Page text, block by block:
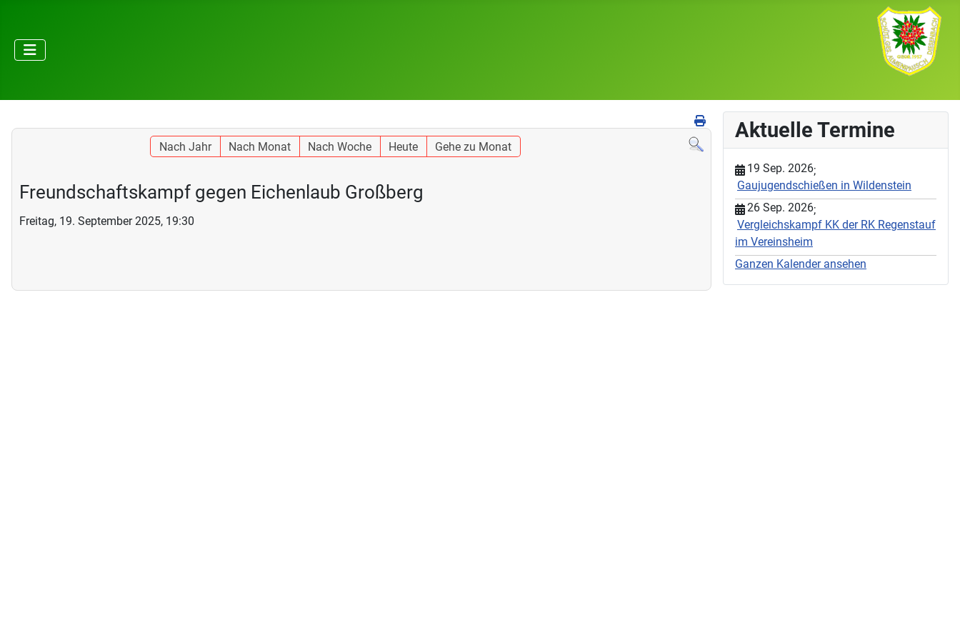
Nach Jahr Nach Monat Nach Woche Heute Gehe zu Monat
Freundschaftskampf gegen Eichenlaub Großberg
Freitag, 19. September 2025, 19:30
Aktuelle Termine
19 Sep. 2026;
Gaujugendschießen in Wildenstein
26 Sep. 2026;
Vergleichskampf KK der RK Regenstauf
im Vereinsheim
Ganzen Kalender ansehen